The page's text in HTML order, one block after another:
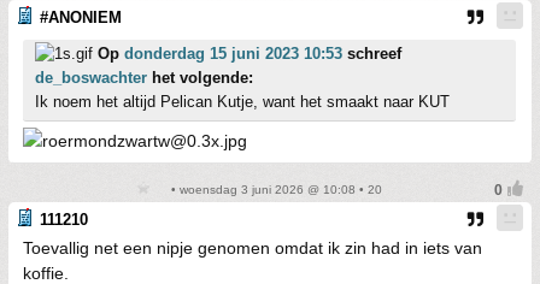
#ANONIEM
Op donderdag 15 juni 2023 10:53 schreef
de_boswachter het volgende:
Ik noem het altijd Pelican Kutje, want het smaakt naar KUT
• woensdag 3 juni 2026 @ 10:08 • 20
111210
Toevallig net een nipje genomen omdat ik zin had in iets van
koffie.